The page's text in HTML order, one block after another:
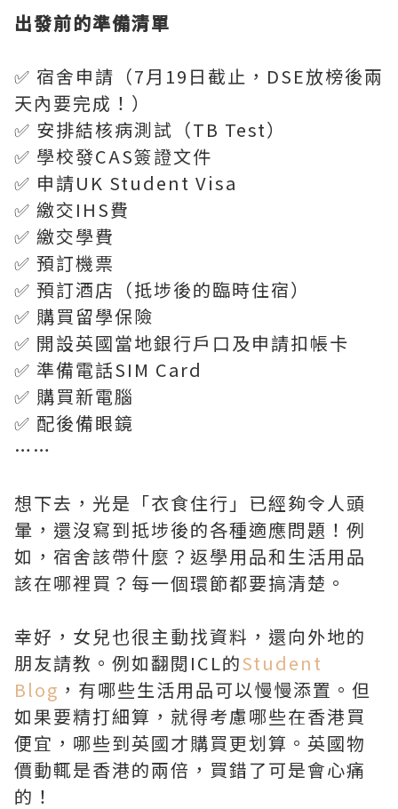
出發前的準備清單
✅ 宿舍申請（7月19日截止，DSE放榜後兩
天內要完成！）
✅ 安排結核病測試（TB Test）
✅ 學校發CAS簽證文件
✅ 申請UK Student Visa
✅ 繳交IHS費
✅ 繳交學費
✅ 預訂機票
✅ 預訂酒店（抵埗後的臨時住宿）
✅ 購買留學保險
✅ 開設英國當地銀行戶口及申請扣帳卡
✅ 準備電話SIM Card
✅ 購買新電腦
✅ 配後備眼鏡
……
想下去，光是「衣食住行」已經夠令人頭
暈，還沒寫到抵埗後的各種適應問題！例
如，宿舍該帶什麼？返學用品和生活用品
該在哪裡買？每一個環節都要搞清楚。
幸好，女兒也很主動找資料，還向外地的
朋友請教。例如翻閱ICL的Student
Blog ，有哪些生活用品可以慢慢添置。但
如果要精打細算，就得考慮哪些在香港買
便宜，哪些到英國才購買更划算。英國物
價動輒是香港的兩倍，買錯了可是會心痛
的！